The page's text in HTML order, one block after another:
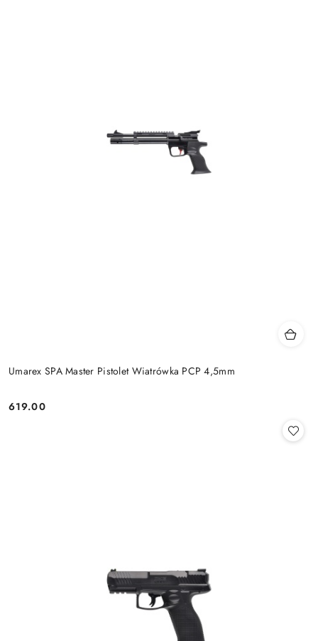
Umarex SPA Master Pistolet Wiatrówka PCP 4,5mm
Cena:
619.00